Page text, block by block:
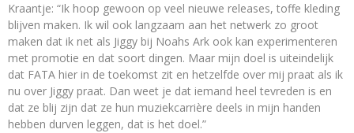
Kraantje: “Ik hoop gewoon op veel nieuwe releases, toffe kleding
blijven maken. Ik wil ook langzaam aan het netwerk zo groot
maken dat ik net als Jiggy bij Noahs Ark ook kan experimenteren
met promotie en dat soort dingen. Maar mijn doel is uiteindelijk
dat FATA hier in de toekomst zit en hetzelfde over mij praat als ik
nu over Jiggy praat. Dan weet je dat iemand heel tevreden is en
dat ze blij zijn dat ze hun muziekcarrière deels in mijn handen
hebben durven leggen, dat is het doel.”